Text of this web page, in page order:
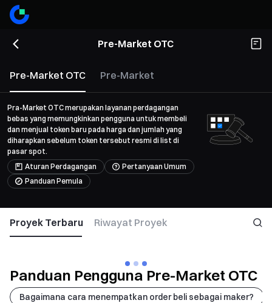
Pre-Market OTC
Pre-Market OTC Pre-Market
Pra-Market OTC merupakan layanan perdagangan
bebas yang memungkinkan pengguna untuk membeli
dan menjual token baru pada harga dan jumlah yang
diharapkan sebelum token tersebut resmi di list di
pasar spot.
Aturan Perdagangan
Pertanyaan Umum
Panduan Pemula
Proyek Terbaru Riwayat Proyek
Panduan Pengguna Pre-Market OTC
Bagaimana cara menempatkan order beli sebagai maker?